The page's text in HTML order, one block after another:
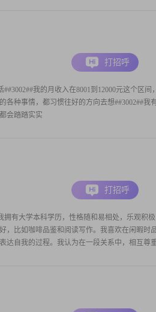
我的月收入在8001到12000元这个区间
各种事情，都习惯往好的方向去想##3002##我
会踏踏实实
打招呼
拥有大学本科学历，性格随和易相处，乐观积
，比如咖啡品鉴和阅读写作。我喜欢在闲暇时
达自我的过程。我认为在一段关系中，相互尊
打招呼